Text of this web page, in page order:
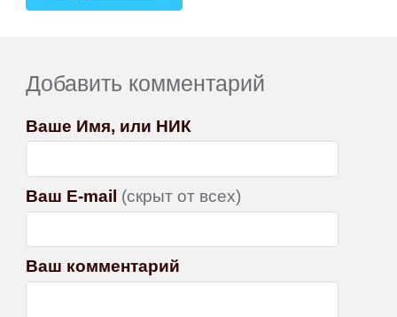
Добавить комментарий
Ваше Имя, или НИК
Ваш E-mail (скрыт от всех)
Ваш комментарий